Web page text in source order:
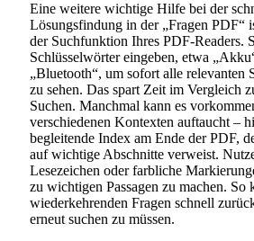
Eine weitere wichtige Hilfe bei der
Lösungsfindung in der „Fragen PDF“
der Suchfunktion Ihres PDF-Readers.
Schlüsselwörter eingeben, etwa
„Bluetooth“, um sofort alle relevanten
zu sehen. Das spart Zeit im Vergleich
Suchen. Manchmal kann es
verschiedenen Kontexten auftaucht –
begleitende Index am Ende der PDF,
auf wichtige Abschnitte verweist.
Lesezeichen oder farbliche
zu wichtigen Passagen zu machen. So
wiederkehrenden Fragen schnell
erneut suchen zu müssen.